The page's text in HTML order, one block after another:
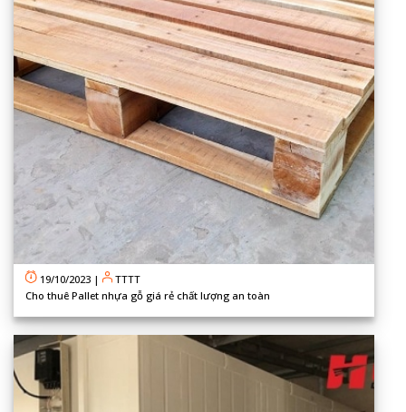
19/10/2023 |
TTTT
Cho thuê Pallet nhựa gỗ giá rẻ chất lượng an toàn